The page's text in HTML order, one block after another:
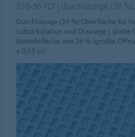
S10-36 FLT | durchlässige (36
Durchlässige (36 %) Oberfläche für
Luftzirkulation und Drainage | glatte
Kontaktfläche von 26 % (größte
x 0,53 in)